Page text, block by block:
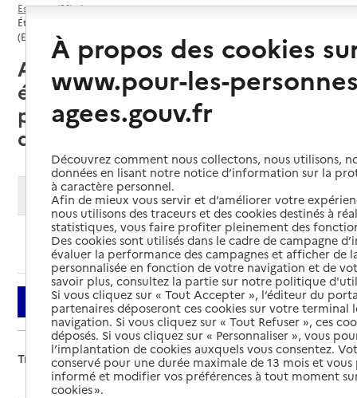
Essonne (91)
Établissement d'hébergement pour personnes âgées dépendantes
(EHPAD)
Athis-Mons (91200) : liste des 3
établissements d'hébergement
pour personnes âgées
dépendantes (EHPAD)
Modifier ma recherche
Ajouter cette recherche aux favoris
Filtrer
Trier par :
À propos des cookies
www.pour-les-
agees.gouv.fr
Découvrez comment nous collectons, nous utilisons,
données en lisant notre notice d’information sur la
à caractère personnel.
Afin de mieux vous servir et d’améliorer votre
nous utilisons des traceurs et des cookies destinés à
statistiques, vous faire profiter pleinement des
Des cookies sont utilisés dans le cadre de campagne
évaluer la performance des campagnes et afficher de
personnalisée en fonction de votre navigation et de
savoir plus, consultez la partie sur notre politique
Si vous cliquez sur « Tout Accepter », l’éditeur du
partenaires déposeront ces cookies sur votre terminal
navigation. Si vous cliquez sur « Tout Refuser », ces
déposés. Si vous cliquez sur « Personnaliser », vous
l’implantation de cookies auxquels vous consentez.
conservé pour une durée maximale de 13 mois et
informé et modifier vos préférences à tout moment
cookies ».